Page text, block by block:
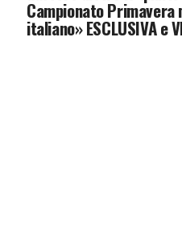
Campionato Primavera
italiano» ESCLUSIVA e